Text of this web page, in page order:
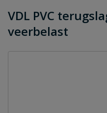
VDL PVC
veerbelast